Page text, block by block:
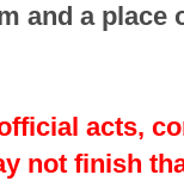
and a place
acts,
not finish